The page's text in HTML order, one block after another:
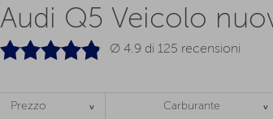
Audi Q5 Veicolo
Ø 4.9 di 125 recensioni
Prezzo Carburante